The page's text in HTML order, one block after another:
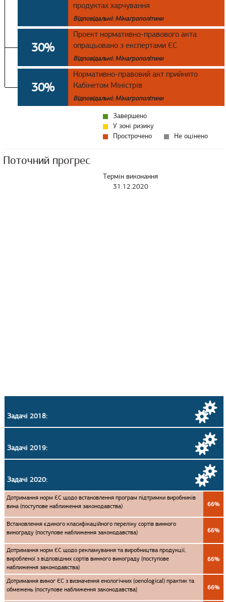
продуктах харчування
Відповідальні: Мінагрополітики
30%
Проект нормативно-правового акта
опрацьовано з експертами ЄС
Відповідальні: Мінагрополітики
30%
Нормативно-правовий акт прийнято
Кабінетом Міністрів
Відповідальні: Мінагрополітики
Завершено
У зоні ризику
Прострочено
Не оцінено
Поточний прогрес
Термін виконання
31.12.2020
Задачі 2018:
Задачі 2019:
Задачі 2020:
Дотримання норм ЄС щодо встановлення програм підтримки виробників
вина (поступове наближення законодавства)
66%
Встановлення єдиного класифікаційного переліку сортів винного
винограду (поступове наближення законодавства)
66%
Дотримання норм ЄС щодо рекламування та виробництва продукції,
виробленої з відповідних сортів винного винограду (поступове
наближення законодавства)
66%
Дотримання вимог ЄС з визначення енологічних (oenological) практик та
обмежень (поступове наближення законодавства)
66%